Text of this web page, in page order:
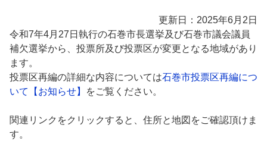
更新日：2025年6月2日
令和7年4月27日執行の石巻市長選挙及び石巻市議会議員
補欠選挙から、投票所及び投票区が変更となる地域があり
ます。
投票区再編の詳細な内容については石巻市投票区再編につ
いて【お知らせ】
をご覧ください。
関連リンクをクリックすると、住所と地図をご確認頂けま
す。